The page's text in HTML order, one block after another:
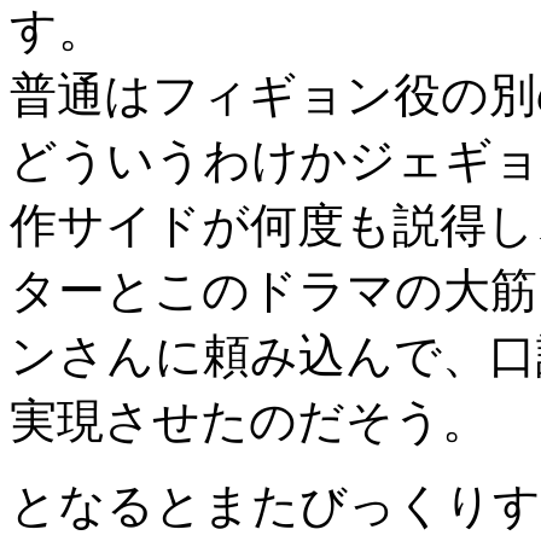
す。
普通はフィギョン役の
どういうわけかジェギ
作サイドが何度も説得
ターとこのドラマの大
ンさんに頼み込んで、
実現させたのだそう。
となるとまたびっくり